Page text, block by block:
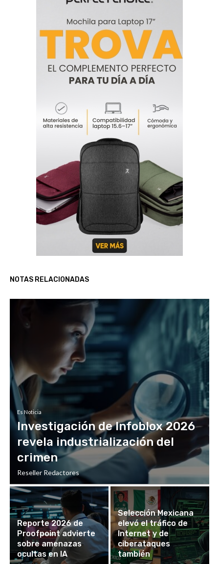
NOTAS RELACIONADAS
Es Noticia
Investigación de Infoblox 2026
revela industrialización del
crimen
Reseller Redactores
Reporte 2026 de
Proofpoint advierte
sobre amenazas
ocultas en IA
Selección Mexicana
elevó el tráfico de
Internet y de
ciberataques
también